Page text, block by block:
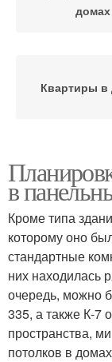
домах
Квартиры в
Квартиры с
1-комнатные
Идеальная
в
Кроме типа
которому оно
стандартные
них находилась
очередь, можно
335, а также К-7
пространства,
потолков в